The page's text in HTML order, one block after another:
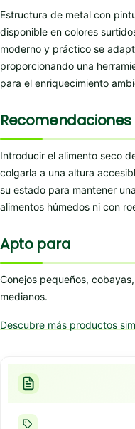
Estructura de metal con
disponible en colores
moderno y práctico se
proporcionando una
para el enriquecimiento
Recomendaciones
Introducir el alimento seco
colgarla a una altura
su estado para mantener
alimentos húmedos ni con
Apto para
Conejos pequeños,
medianos.
Descubre más productos